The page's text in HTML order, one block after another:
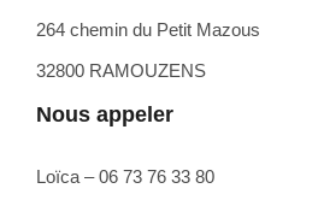
264 chemin du Petit Mazous
32800 RAMOUZENS
Nous appeler
Loïca – 06 73 76 33 80